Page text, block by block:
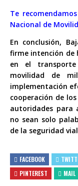
Te
Nacional de
En conclusión,
firme intención de
en el
movilidad de
implementación
cooperación de
autoridades para
no sean solo
de la seguridad
FACEBOOK
PINTEREST
MAIL